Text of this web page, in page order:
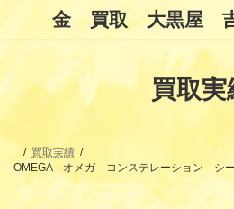
ン
キ
ッ
ー
に
移
金 買取 大黒屋 吉
買取実
買取実績
OMEGA オメガ コンステレーション シ